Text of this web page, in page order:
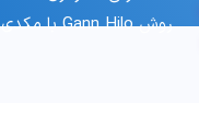
روش Gann Hilo با مکدی – (IFX-ST233) 〽️